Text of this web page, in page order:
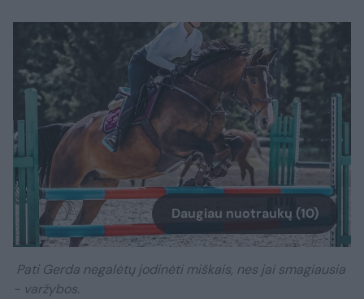
Daugiau nuotraukų (10)
Pati Gerda negalėtų jodinėti miškais, nes jai smagiausia
- varžybos.